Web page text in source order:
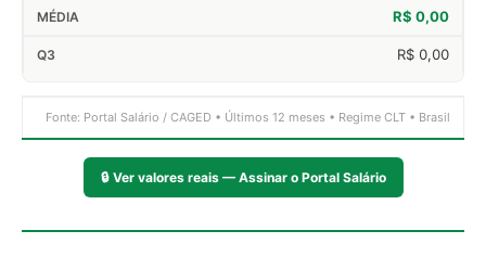
R$ 0,00
R$ 0,00
Fonte: Portal Salário / CAGED • Últimos 12 meses • Regime CLT • Brasil
🔒 Ver valores reais — Assinar o Portal Salário